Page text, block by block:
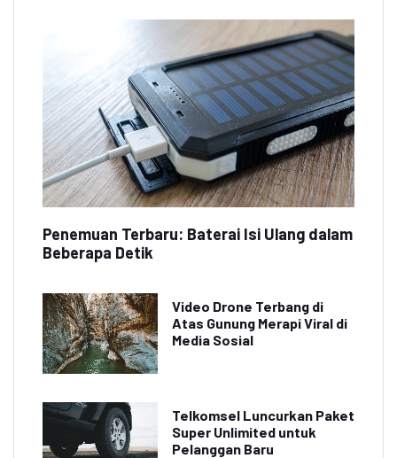
Penemuan Terbaru: Baterai Isi Ulang dalam
Beberapa Detik
Video Drone Terbang di
Atas Gunung Merapi Viral di
Media Sosial
Telkomsel Luncurkan Paket
Super Unlimited untuk
Pelanggan Baru